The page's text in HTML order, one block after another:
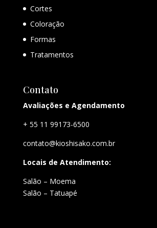
Cortes
Coloração
Formas
Tratamentos
Contato
Avaliações e Agendamento
+ 55 11 99173-6500
contato@kioshisako.com.br
Locais de Atendimento:
Salão – Moema
Salão – Tatuapé